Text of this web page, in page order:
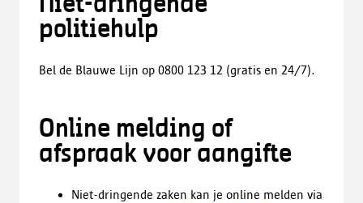
Niet-dringende
politiehulp
Bel de Blauwe Lijn op 0800 123 12 (gratis en 24/7).
Online melding of
afspraak voor aangifte
Niet-dringende zaken kan je online melden via